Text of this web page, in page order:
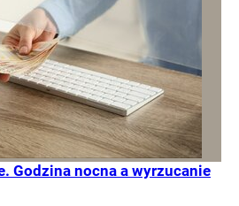
Godzina nocna a wyrzucanie